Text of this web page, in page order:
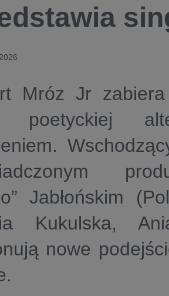
Mróz Jr
poetyckiej
Jabłońskim
Kukulska,
nowe